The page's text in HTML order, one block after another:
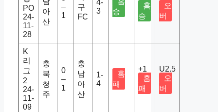
PO
24-
11-
28
아
산
–
1
구
FC
4-
3
승
홈
승
오
버
K
리
그
2
24-
11-
09
충
북
청
주
0
–
1
충
남
아
산
1-
4
홈
패
+1
홈
패
U2.5
오
버